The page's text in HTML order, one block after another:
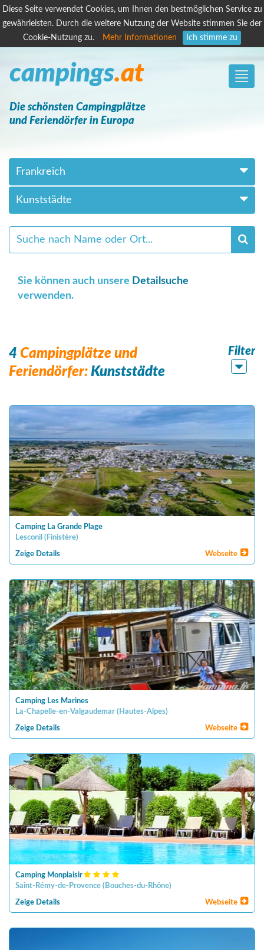
Diese Seite verwendet Cookies, um Ihnen den bestmöglichen Service zu
gewährleisten. Durch die weitere Nutzung der Website stimmen Sie der
Cookie-Nutzung zu.
Mehr Informationen Ich stimme zu
Toggle
campings.at
Die schönsten Campingplätze
und Feriendörfer in Europa
Frankreich
Kunststädte
Sie können auch unsere Detailsuche
verwenden.
4 Campingplätze und
Feriendörfer: Kunststädte
Filter
Camping La Grande Plage
Lesconil ( Finistère)
Zeige Details Webseite
Camping Les Marines
La-Chapelle-en-Valgaudemar ( Hautes-Alpes)
Zeige Details Webseite
Camping Monplaisir
Saint-Rémy-de-Provence ( Bouches-du-Rhône)
Zeige Details Webseite